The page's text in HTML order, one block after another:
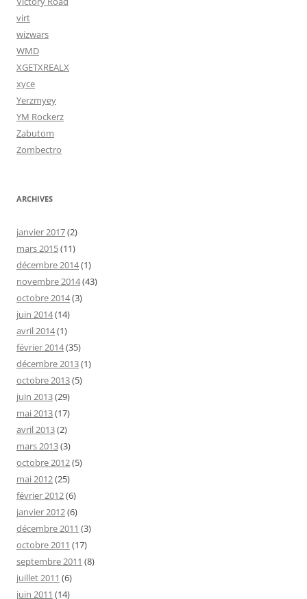
virt
wizwars
WMD
XGETXREALX
xyce
Yerzmyey
YM Rockerz
Zabutom
Zombectro
ARCHIVES
janvier 2017(2)
mars 2015(11)
décembre 2014(1)
novembre 2014(43)
octobre 2014(3)
juin 2014(14)
avril 2014(1)
février 2014(35)
décembre 2013(1)
octobre 2013(5)
juin 2013(29)
mai 2013(17)
avril 2013(2)
mars 2013(3)
octobre 2012(5)
mai 2012(25)
février 2012(6)
janvier 2012(6)
décembre 2011 (3)
octobre 2011 (17)
septembre 2011 (8)
juillet 2011 (6)
juin 2011 (14)